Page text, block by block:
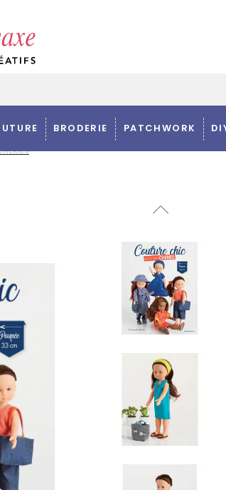
BRODERIE PATCHWORK